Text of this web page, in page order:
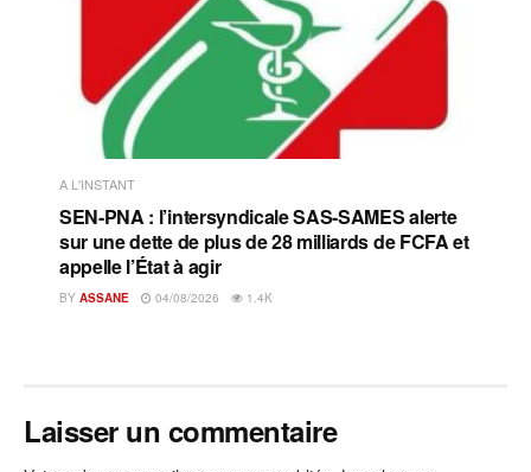
A L'INSTANT
SEN-PNA : l’intersyndicale SAS-SAMES alerte
sur une dette de plus de 28 milliards de FCFA et
appelle l’État à agir
BY ASSANE 04/08/2026 1.4K
Laisser un commentaire